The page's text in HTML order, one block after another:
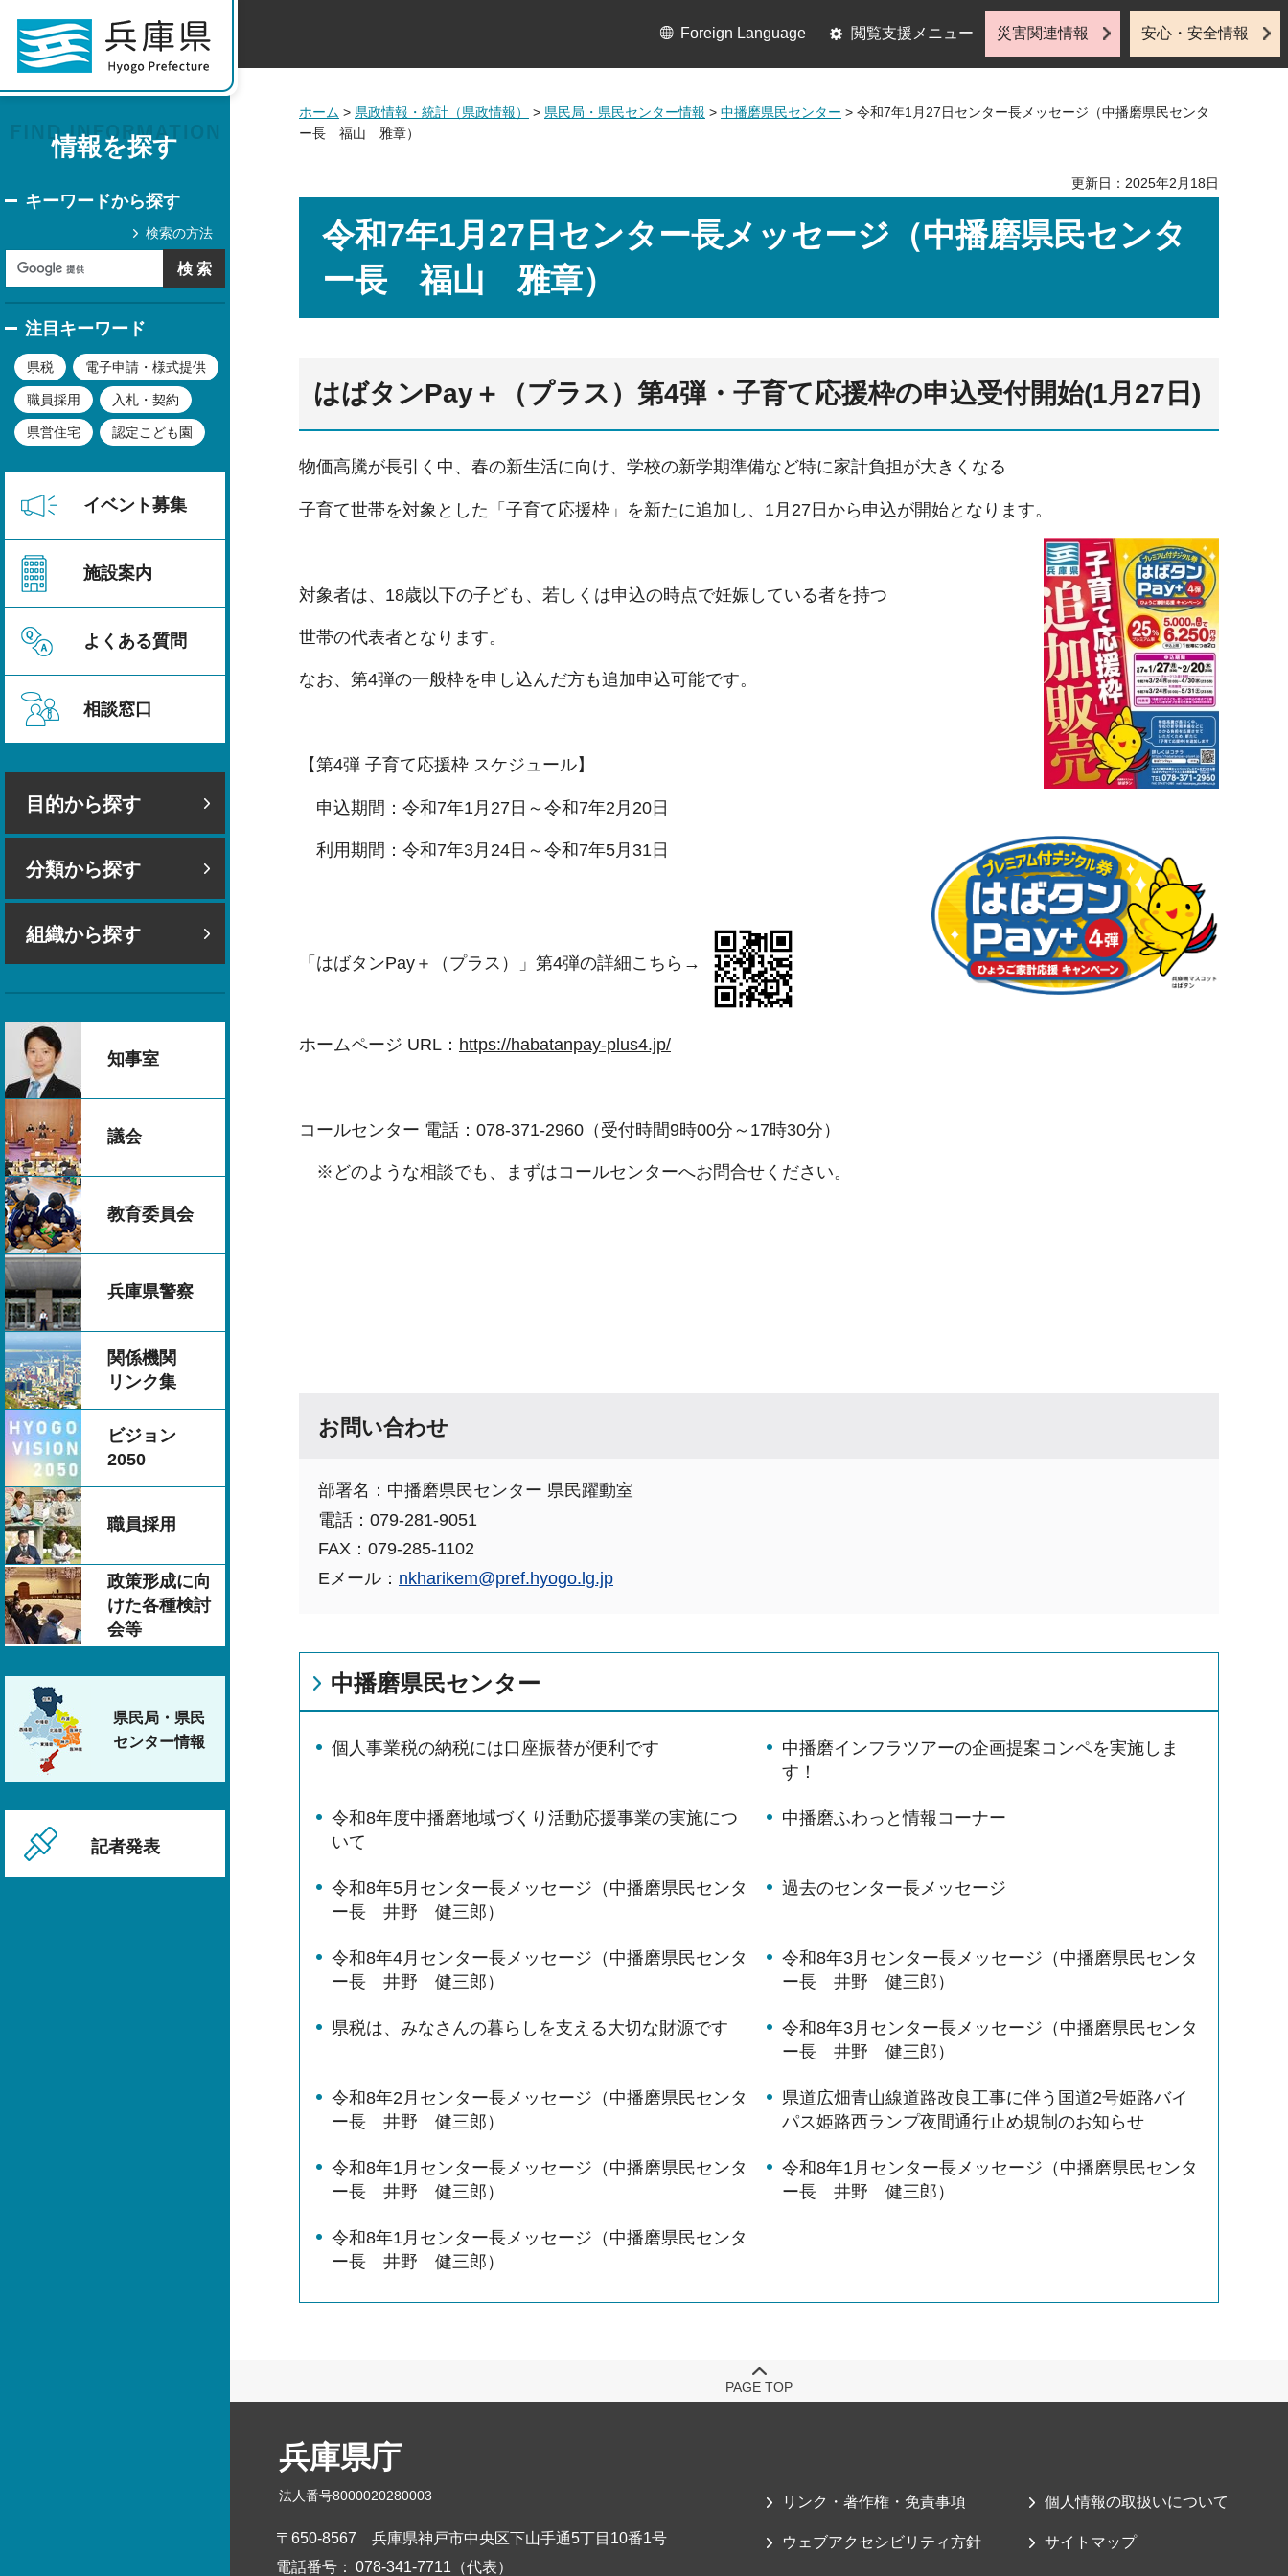
情報を探す
キーワードから探す
検索の方法
注目キーワード
県税 電子申請・様式提供
職員採用 入札・契約
県営住宅 認定こども園
イベント募集
施設案内
よくある質問
相談窓口
目的から探す
分類から探す
組織から探す
知事室
議会
教育委員会
兵庫県警察
関係機関
リンク集
ビジョン
2050
職員採用
政策形成に向
けた各種検討
会等
県民局・県民
センター情報
記者発表
Foreign Language 閲覧支援メニュー 災害関連情報 安心・安全情報
ホーム > 県政情報・統計（県政情報） > 県民局・県民センター情報 > 中播磨県民センター > 令和7年1月27日センター長メッセージ（中播磨県民センタ
ー長 福山 雅章）
更新日：2025年2月18日
令和7年1月27日センター長メッセージ（中播磨県民センタ
ー長 福山 雅章）
はばタンPay＋（プラス）第4弾・子育て応援枠の申込受付開始(1月27日)
物価高騰が長引く中、春の新生活に向け、学校の新学期準備など特に家計負担が大きくなる
子育て世帯を対象とした「子育て応援枠」を新たに追加し、1月27日から申込が開始となります。
対象者は、18歳以下の子ども、若しくは申込の時点で妊娠している者を持つ
世帯の代表者となります。
なお、第4弾の一般枠を申し込んだ方も追加申込可能です。
【第4弾 子育て応援枠 スケジュール】
申込期間：令和7年1月27日～令和7年2月20日
利用期間：令和7年3月24日～令和7年5月31日
「はばタンPay＋（プラス）」第4弾の詳細こちら→
ホームページ URL： https://habatanpay-plus4.jp/
コールセンター 電話：078-371-2960（受付時間9時00分～17時30分）
※どのような相談でも、まずはコールセンターへお問合せください。
お問い合わせ
部署名：中播磨県民センター 県民躍動室
電話：079-281-9051
FAX：079-285-1102
Eメール： nkharikem@pref.hyogo.lg.jp
中播磨県民センター
個⼈事業税の納税には口座振替が便利です
中播磨インフラツアーの企画提案コンペを実施しま
す！
令和8年度中播磨地域づくり活動応援事業の実施につ
いて
中播磨ふわっと情報コーナー
令和8年5月センター長メッセージ（中播磨県民センタ
ー長 井野 健三郎）
過去のセンター長メッセージ
令和8年4月センター長メッセージ（中播磨県民センタ
ー長 井野 健三郎）
令和8年3月センター長メッセージ（中播磨県民センタ
ー長 井野 健三郎）
県税は、みなさんの暮らしを支える大切な財源です
令和8年3月センター長メッセージ（中播磨県民センタ
ー長 井野 健三郎）
令和8年2月センター長メッセージ（中播磨県民センタ
ー長 井野 健三郎）
県道広畑青山線道路改良工事に伴う国道2号姫路バイ
パス姫路西ランプ夜間通行止め規制のお知らせ
令和8年1月センター長メッセージ（中播磨県民センタ
ー長 井野 健三郎）
令和8年1月センター長メッセージ（中播磨県民センタ
ー長 井野 健三郎）
令和8年1月センター長メッセージ（中播磨県民センタ
ー長 井野 健三郎）
PAGE TOP
兵庫県庁
法人番号8000020280003
〒650-8567
兵庫県神戸市中央区下山手通5丁目10番1号
電話番号： 078-341-7711（代表）
リンク・著作権・免責事項 個人情報の取扱いについて
ウェブアクセシビリティ方針 サイトマップ